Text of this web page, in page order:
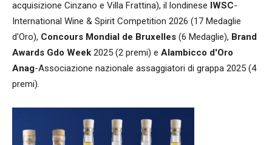
acquisizione Cinzano e Villa Frattina), il londinese IWSC-
International Wine & Spirit Competition 2026 (17 Medaglie
d'Oro), Concours Mondial de Bruxelles (6 Medaglie), Brand
Awards Gdo Week 2025 (2 premi) e Alambicco d'Oro
Anag-Associazione nazionale assaggiatori di grappa 2025 (4
premi).